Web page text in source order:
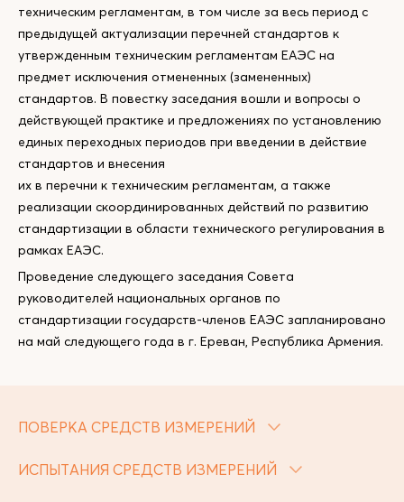
техническим регламентам, в том числе за весь период с
предыдущей актуализации перечней стандартов к
утвержденным техническим регламентам ЕАЭС на
предмет исключения отмененных (замененных)
стандартов. В повестку заседания вошли и вопросы о
действующей практике и предложениях по установлению
единых переходных периодов при введении в действие
стандартов и внесения
их в перечни к техническим регламентам, а также
реализации скоординированных действий по развитию
стандартизации в области технического регулирования в
рамках ЕАЭС.
Проведение следующего заседания Совета
руководителей национальных органов по
стандартизации государств-членов ЕАЭС запланировано
на май следующего года в г. Ереван, Республика Армения.
ПОВЕРКА СРЕДСТВ ИЗМЕРЕНИЙ
ИСПЫТАНИЯ СРЕДСТВ ИЗМЕРЕНИЙ